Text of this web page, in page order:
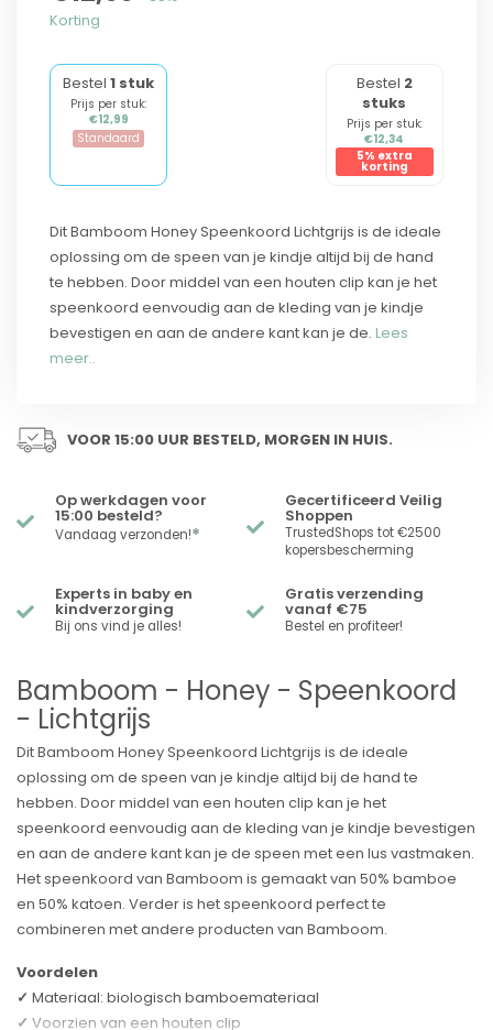
Korting
Bestel 1 stuk
Prijs per stuk:
€12,99
Standaard
Bestel 2
stuks
Prijs per stuk:
€12,34
5% extra
korting
Dit Bamboom Honey Speenkoord Lichtgrijs is de ideale
oplossing om de speen van je kindje altijd bij de hand
te hebben. Door middel van een houten clip kan je het
speenkoord eenvoudig aan de kleding van je kindje
bevestigen en aan de andere kant kan je de. Lees
meer..
VOOR 15:00 UUR BESTELD, MORGEN IN HUIS.
Op werkdagen voor
15:00 besteld?
Vandaag verzonden!*
Gecertificeerd Veilig
Shoppen
TrustedShops tot €2500
kopersbescherming
Experts in baby en
kindverzorging
Bij ons vind je alles!
Gratis verzending
vanaf €75
Bestel en profiteer!
Bamboom - Honey - Speenkoord
- Lichtgrijs
Dit Bamboom Honey Speenkoord Lichtgrijs is de ideale
oplossing om de speen van je kindje altijd bij de hand te
hebben. Door middel van een houten clip kan je het
speenkoord eenvoudig aan de kleding van je kindje bevestigen
en aan de andere kant kan je de speen met een lus vastmaken.
Het speenkoord van Bamboom is gemaakt van 50% bamboe
en 50% katoen. Verder is het speenkoord perfect te
combineren met andere producten van Bamboom.
Voordelen
✓ Materiaal: biologisch bamboemateriaal
✓ Voorzien van een houten clip